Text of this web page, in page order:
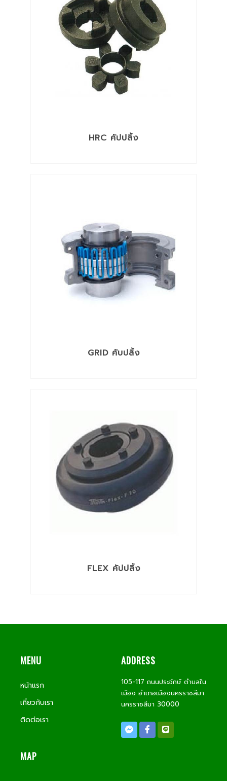
HRC คัปปลิ้ง
GRID คับปลิ้ง
FLEX คัปปลิ้ง
MENU
หน้าแรก
เกี่ยวกับเรา
ติดต่อเรา
ADDRESS
105-117 ถนนประจักษ์ ตำบลใน
เมือง อำเภอเมืองนครราชสีมา
นครราชสีมา 30000
MAP